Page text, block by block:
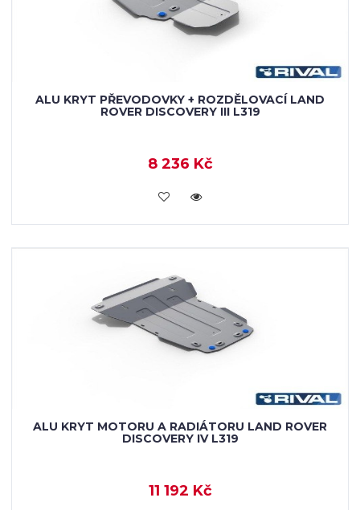
ALU KRYT PŘEVODOVKY + ROZDĚLOVACÍ LAND
ROVER DISCOVERY III L319
8 236 Kč
KOUPIT
ALU KRYT MOTORU A RADIÁTORU LAND ROVER
DISCOVERY IV L319
11 192 Kč